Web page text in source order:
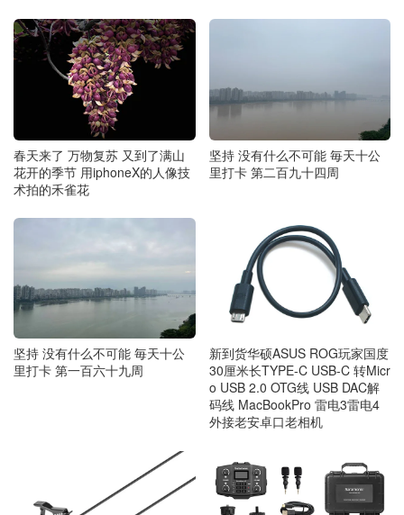
春天来了 万物复苏 又到了满山
花开的季节 用iphoneX的人像技
术拍的禾雀花
坚持 没有什么不可能 毎天十公
里打卡 第二百九十四周
坚持 没有什么不可能 毎天十公
里打卡 第一百六十九周
新到货华硕ASUS ROG玩家国度
30厘米长TYPE-C USB-C 转Micr
o USB 2.0 OTG线 USB DAC解
码线 MacBookPro 雷电3雷电4
外接老安卓口老相机